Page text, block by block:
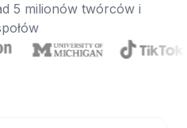
5 milionów twórców i